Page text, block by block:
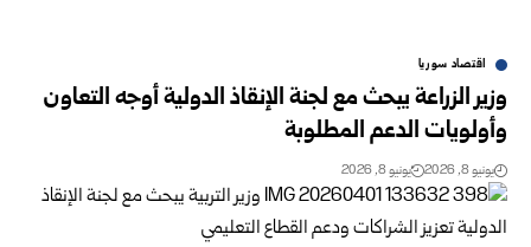
اقتصاد سوريا
وزير الزراعة يبحث مع لجنة الإنقاذ الدولية أوجه التعاون
وأولويات الدعم المطلوبة
يونيو 8, 2026 يونيو 8, 2026